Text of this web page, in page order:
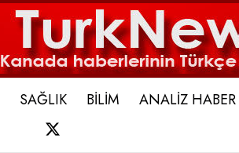
SAĞLIK BİLİM ANALİZ HABER